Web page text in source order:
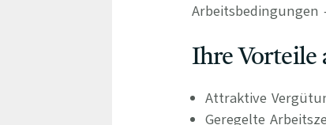
Arbeitsbedingungen
Ihre Vorteile
Attraktive
Geregelte